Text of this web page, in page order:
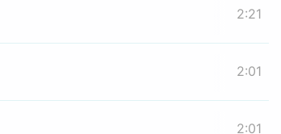
2:21
2:01
2:01